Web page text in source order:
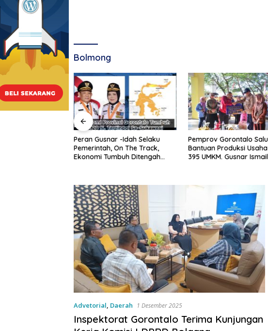
Bolmong
Peran Gusnar -Idah Selaku
Pemerintah, On The Track,
Ekonomi Tumbuh Ditengah
Pemprov Gorontalo
Bantuan Produksi
395 UMKM. Gusnar Ismail
Konsumsi
Advetorial, Daerah 1 Desember 2025
Inspektorat Gorontalo Terima Kunjungan